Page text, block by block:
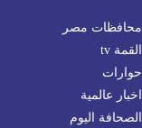
محافظات مصر
القمة tv
حوارات
اخبار عالمية
الصحافة اليوم